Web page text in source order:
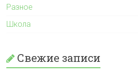
Разное
Школа
Свежие записи